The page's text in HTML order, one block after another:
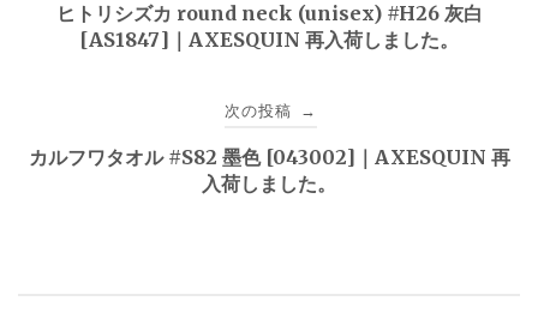
ゲ
ヒトリシズカ round neck (unisex) #H26 灰白
[AS1847]｜AXESQUIN 再入荷しました。
次の投稿 →
カルフワタオル #S82 墨色 [043002]｜AXESQUIN 再
入荷しました。